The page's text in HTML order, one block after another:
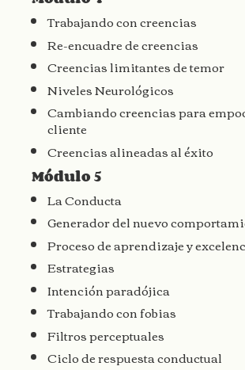
Trabajando con creencias
Re-encuadre de creencias
Creencias limitantes de temor
Niveles Neurológicos
Cambiando creencias para
cliente
Creencias alineadas al éxito
Módulo 5
La Conducta
Generador del nuevo
Proceso de aprendizaje y
Estrategias
Intención paradójica
Trabajando con fobias
Filtros perceptuales
Ciclo de respuesta conductual